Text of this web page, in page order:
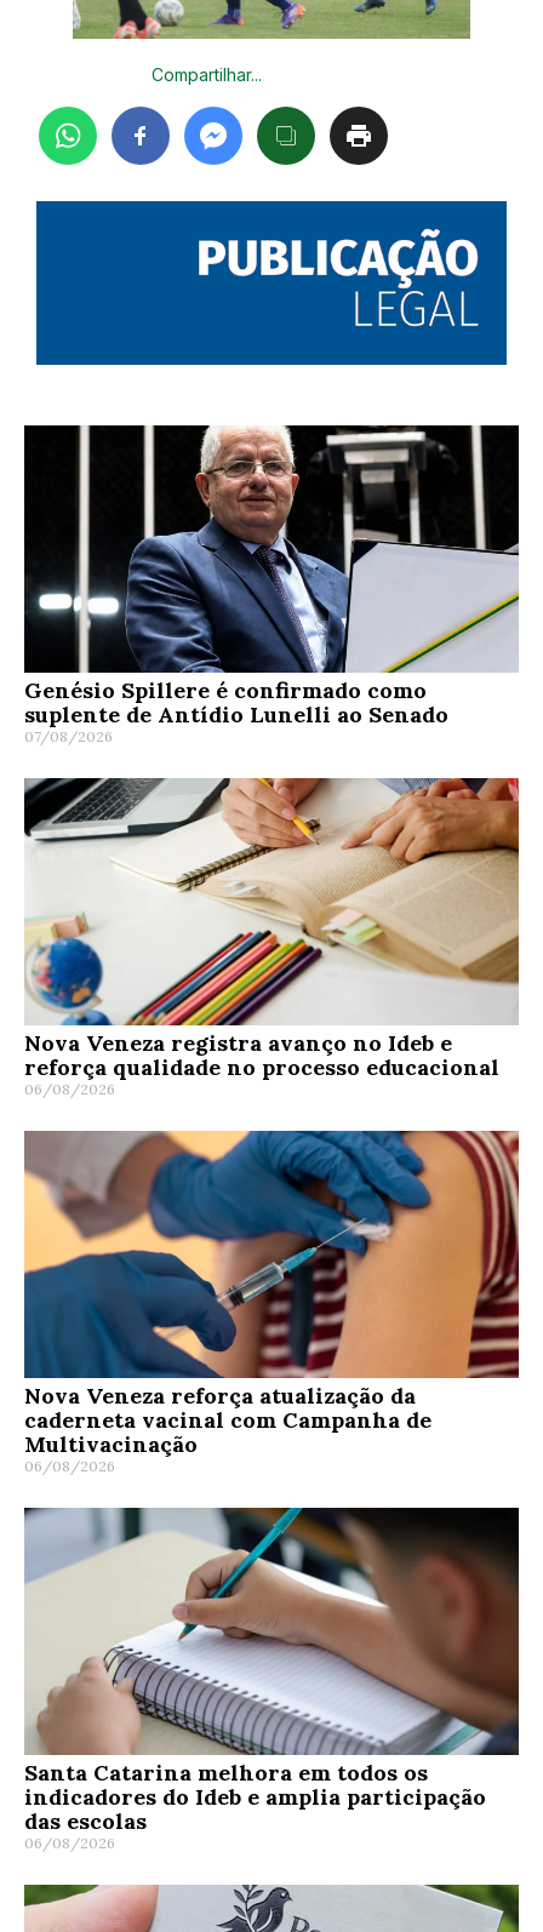
Compartilhar...
Genésio Spillere é confirmado como
suplente de Antídio Lunelli ao Senado
07/08/2026
Nova Veneza registra avanço no Ideb e
reforça qualidade no processo educacional
06/08/2026
Nova Veneza reforça atualização da
caderneta vacinal com Campanha de
Multivacinação
06/08/2026
Santa Catarina melhora em todos os
indicadores do Ideb e amplia participação
das escolas
06/08/2026